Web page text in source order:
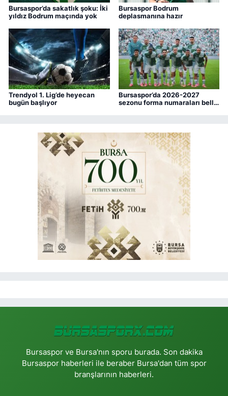
Bursaspor’da sakatlık şoku: İki
yıldız Bodrum maçında yok
Bursaspor Bodrum
deplasmanına hazır
Trendyol 1. Lig’de heyecan
bugün başlıyor
Bursaspor’da 2026-2027
sezonu forma numaraları belli
Bursaspor ve Bursa'nın sporu burada. Son dakika
Bursaspor haberleri ile beraber Bursa'dan tüm spor
branşlarının haberleri.